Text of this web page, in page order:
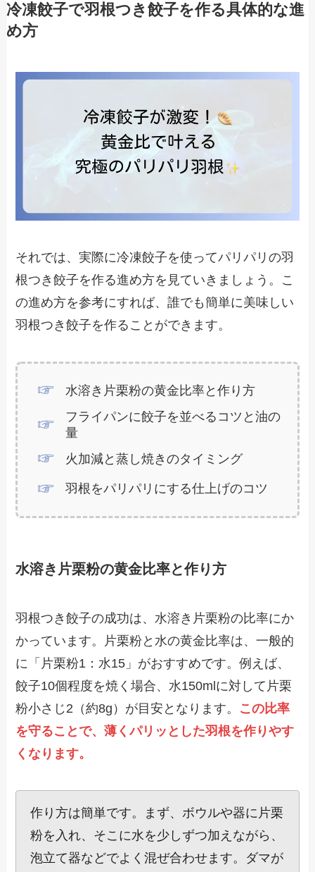
冷凍餃子で羽根つき餃子を作る具体的な進
め方
それでは、実際に冷凍餃子を使ってパリパリの羽
根つき餃子を作る進め方を見ていきましょう。こ
の進め方を参考にすれば、誰でも簡単に美味しい
羽根つき餃子を作ることができます。
水溶き片栗粉の黄金比率と作り方
フライパンに餃子を並べるコツと油の
量
火加減と蒸し焼きのタイミング
羽根をパリパリにする仕上げのコツ
水溶き片栗粉の黄金比率と作り方
羽根つき餃子の成功は、水溶き片栗粉の比率にか
かっています。片栗粉と水の黄金比率は、一般的
に「片栗粉1：水15」がおすすめです。例えば、
餃子10個程度を焼く場合、水150mlに対して片栗
粉小さじ2（約8g）が目安となります。 この比率
を守ることで、薄くパリッとした羽根を作りやす
くなります。
作り方は簡単です。まず、ボウルや器に片栗
粉を入れ、そこに水を少しずつ加えながら、
泡立て器などでよく混ぜ合わせます。ダマが